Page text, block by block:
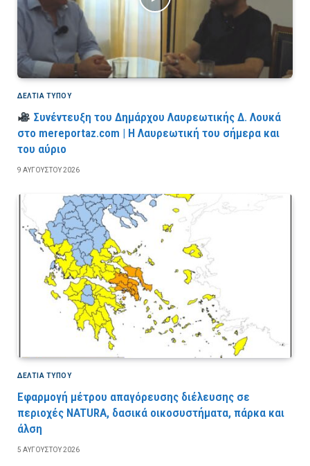
ΔΕΛΤΙΑ ΤΥΠΟΥ
Συνέντευξη του Δημάρχου Λαυρεωτικής Δ. Λουκά
στο mereportaz.com | Η Λαυρεωτική του σήμερα και
του αύριο
9 ΑΥΓΟΎΣΤΟΥ 2026
ΔΕΛΤΙΑ ΤΥΠΟΥ
Εφαρμογή μέτρου απαγόρευσης διέλευσης σε
περιοχές NATURA, δασικά οικοσυστήματα, πάρκα και
άλση
5 ΑΥΓΟΎΣΤΟΥ 2026